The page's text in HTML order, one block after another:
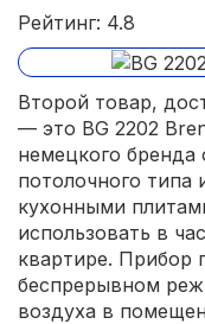
Рейтинг: 4.8
Второй товар,
— это BG 2202
немецкого бренда
потолочного типа
кухонными
использовать в
квартире. Прибор
беспрерывном
воздуха в